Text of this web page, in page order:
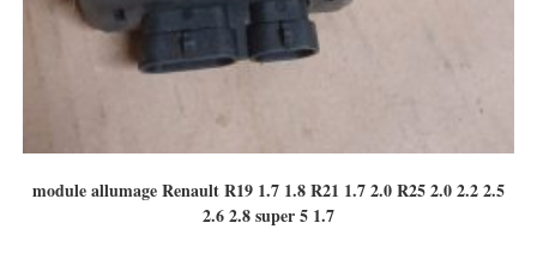
module allumage Renault R19 1.7 1.8 R21 1.7 2.0 R25 2.0 2.2 2.5
2.6 2.8 super 5 1.7